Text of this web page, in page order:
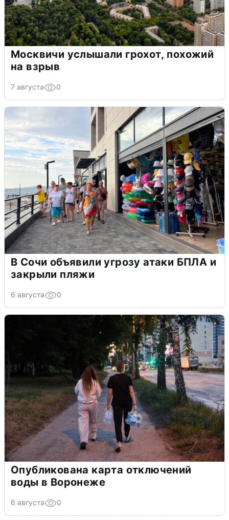
Москвичи услышали грохот, похожий
на взрыв
7 августа 0
В Сочи объявили угрозу атаки БПЛА и
закрыли пляжи
6 августа 0
Опубликована карта отключений
воды в Воронеже
6 августа 0